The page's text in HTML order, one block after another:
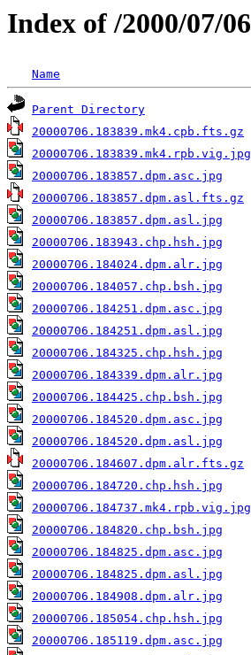
Index of /2000/07/06
Name
Parent Directory
20000706.183839.mk4.cpb.fts.gz
20000706.183839.mk4.rpb.vig.jpg
20000706.183857.dpm.asc.jpg
20000706.183857.dpm.asl.fts.gz
20000706.183857.dpm.asl.jpg
20000706.183943.chp.hsh.jpg
20000706.184024.dpm.alr.jpg
20000706.184057.chp.bsh.jpg
20000706.184251.dpm.asc.jpg
20000706.184251.dpm.asl.jpg
20000706.184325.chp.hsh.jpg
20000706.184339.dpm.alr.jpg
20000706.184425.chp.bsh.jpg
20000706.184520.dpm.asc.jpg
20000706.184520.dpm.asl.jpg
20000706.184607.dpm.alr.fts.gz
20000706.184720.chp.hsh.jpg
20000706.184737.mk4.rpb.vig.jpg
20000706.184820.chp.bsh.jpg
20000706.184825.dpm.asc.jpg
20000706.184825.dpm.asl.jpg
20000706.184908.dpm.alr.jpg
20000706.185054.chp.hsh.jpg
20000706.185119.dpm.asc.jpg